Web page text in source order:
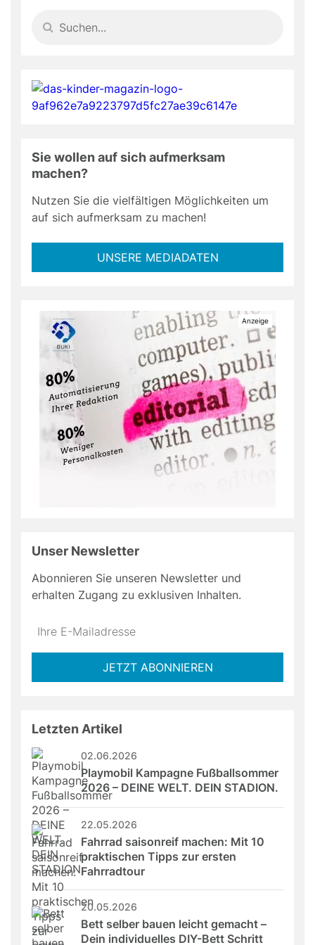
Sie wollen auf sich aufmerksam
machen?
Nutzen Sie die vielfältigen Möglichkeiten um
auf sich aufmerksam zu machen!
UNSERE MEDIADATEN
Unser Newsletter
Abonnieren Sie unseren Newsletter und
erhalten Zugang zu exklusiven Inhalten.
Do
*Ihre
JETZT ABONNIEREN
Letzten Artikel
02.06.2026
Playmobil Kampagne Fußballsommer
2026 – DEINE WELT. DEIN STADION.
22.05.2026
Fahrrad saisonreif machen: Mit 10
praktischen Tipps zur ersten
Fahrradtour
20.05.2026
Bett selber bauen leicht gemacht –
Dein individuelles DIY-Bett Schritt